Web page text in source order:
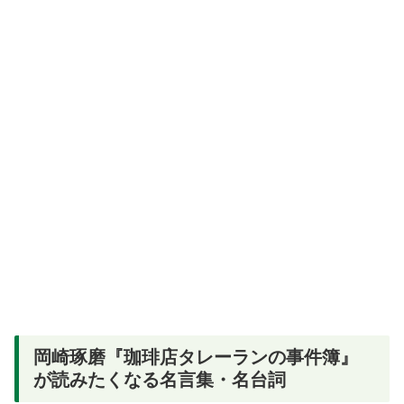
岡崎琢磨『珈琲店タレーランの事件簿』
が読みたくなる名言集・名台詞